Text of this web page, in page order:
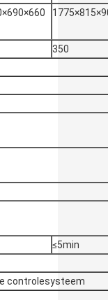
350
≤5min
controlesysteem